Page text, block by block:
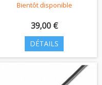
Bientôt disponible
39,00 €
DÉTAILS